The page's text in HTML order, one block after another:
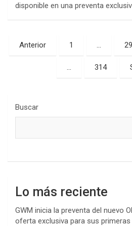
disponible en una preventa
Paginación
de
entradas
Anterior 1 …
… 314
Buscar
Lo más reciente
GWM inicia la preventa del nuevo
oferta exclusiva para sus primeras